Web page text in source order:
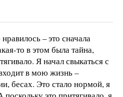
– это сначала
то в этом была тайна,
Я начал свыкаться с
в мою жизнь –
бесах. Это стало нормой, я